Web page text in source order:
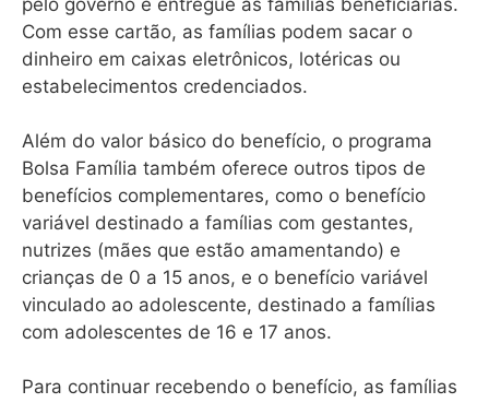
pelo governo e entregue às famílias beneficiárias.
Com esse cartão, as famílias podem sacar o
dinheiro em caixas eletrônicos, lotéricas ou
estabelecimentos credenciados.
Além do valor básico do benefício, o programa
Bolsa Família também oferece outros tipos de
benefícios complementares, como o benefício
variável destinado a famílias com gestantes,
nutrizes (mães que estão amamentando) e
crianças de 0 a 15 anos, e o benefício variável
vinculado ao adolescente, destinado a famílias
com adolescentes de 16 e 17 anos.
Para continuar recebendo o benefício, as famílias